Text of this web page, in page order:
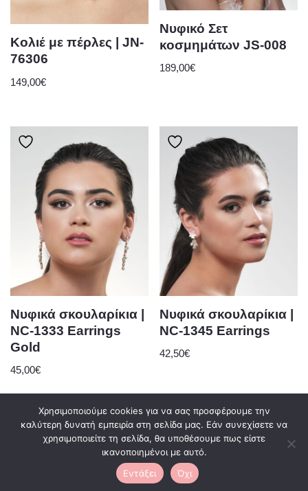
Κολιέ με πέρλες | JN-
76306
149,00€
Νυφικό Σετ
κοσμημάτων JS-008
189,00€
Νυφικά σκουλαρίκια |
NC-1333 Earrings
Gold
45,00€
Νυφικά σκουλαρίκια |
NC-1345 Earrings
42,50€
| Με τη δύναμη τουWordPress
Χρησιμοποιούμε cookies για να σας προσφέρουμε την
καλύτερη δυνατή εμπειρία στη σελίδα μας. Εάν συνεχίσετε να
χρησιμοποιείτε τη σελίδα, θα υποθέσουμε πως είστε
ικανοποιημένοι με αυτό.
Εντάξει
Όχι